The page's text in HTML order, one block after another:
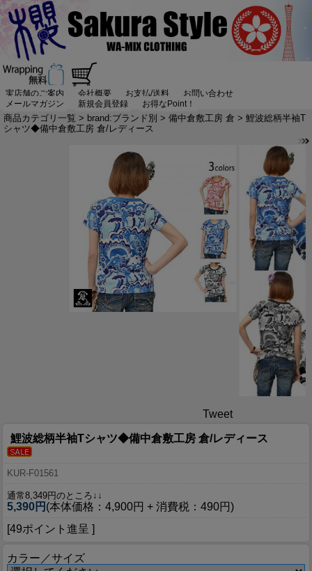
実店舗のご案内 会社概要 お支払/送料
お問い合わせ
メールマガジン
新規会員登録 お得なPoint！
商品カテゴリ一覧 > brand:ブランド別 > 備中倉敷工房 倉 > 鯉波総柄半袖T
シャツ◆備中倉敷工房 倉/レディース
Tweet
鯉波総柄半袖Tシャツ◆備中倉敷工房 倉/レディース
KUR-F01561
通常8,349円のところ↓↓
5,390円 (本体価格：4,900円 + 消費税：490円)
[49ポイント進呈 ]
カラー／サイズ